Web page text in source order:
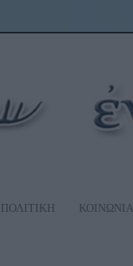
ΠΟΛΙΤΙΚΗ ΚΟΙΝΩΝΙΑ